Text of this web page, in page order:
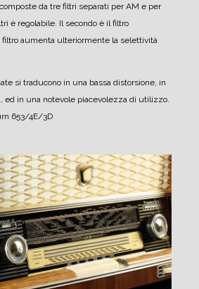
da tre filtri separati per AM e per
è regolabile. Il secondo è il filtro
aumenta ulteriormente la selettività
si traducono in una bassa distorsione, in
ed in una notevole piacevolezza di utilizzo.
653/4E/3D